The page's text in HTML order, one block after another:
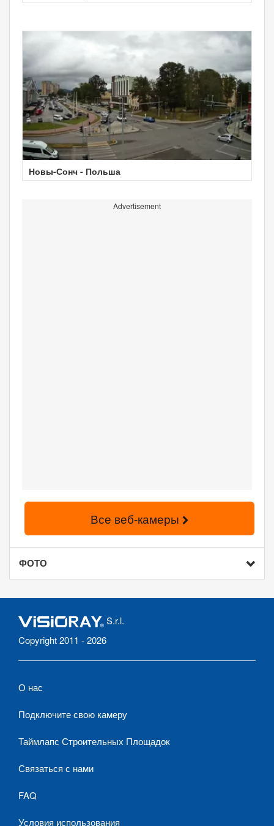
Новы-Сонч - Польша
Advertisement
Все веб-камеры
ФОТО
S.r.l.
Copyright 2011 - 2026
О нас
Подключите свою камеру
Таймлапс Строительных Площадок
Связаться с нами
FAQ
Условия использования